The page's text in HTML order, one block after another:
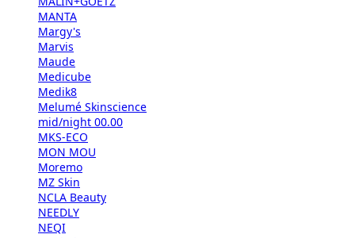
MANTA
Margy's
Marvis
Maude
Medicube
Medik8
Melumé Skinscience
mid/night 00.00
MKS-ECO
MON MOU
Moremo
MZ Skin
NCLA Beauty
NEEDLY
NEQI